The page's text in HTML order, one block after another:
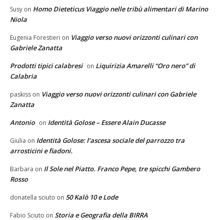
Susy on Homo Dieteticus Viaggio nelle tribù alimentari di Marino
Niola
Eugenia Forestieri on Viaggio verso nuovi orizzonti culinari con
Gabriele Zanatta
Prodotti tipici calabresi on Liquirizia Amarelli “Oro nero” di
Calabria
paskiss on Viaggio verso nuovi orizzonti culinari con Gabriele
Zanatta
Antonio on Identità Golose – Essere Alain Ducasse
Giulia on Identità Golose: l’ascesa sociale del parrozzo tra
arrosticini e fiadoni.
Barbara on Il Sole nel Piatto. Franco Pepe, tre spicchi Gambero
Rosso
donatella sciuto on 50 Kalò 10 e Lode
Fabio Sciuto on Storia e Geografia della BIRRA